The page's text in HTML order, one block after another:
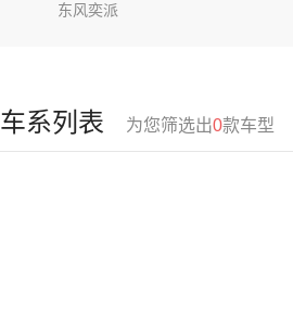
东风奕派
车系列表 为您筛选出0款车型